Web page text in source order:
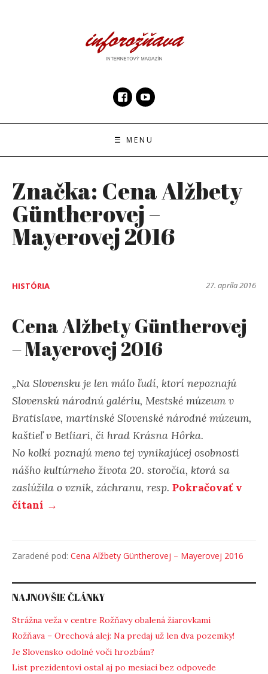
☰ MENU
Značka: Cena Alžbety
Güntherovej –
Mayerovej 2016
HISTÓRIA 27. apríla 2016
Cena Alžbety Güntherovej
– Mayerovej 2016
„Na Slovensku je len málo ľudí, ktorí nepoznajú
Slovenskú národnú galériu, Mestské múzeum v
Bratislave, martinské Slovenské národné múzeum,
kaštieľ v Betliari, či hrad Krásna Hôrka.
No koľkí poznajú meno tej vynikajúcej osobnosti
nášho kultúrneho života 20. storočia, ktorá sa
zaslúžila o vznik, záchranu, resp. Pokračovať v
čítaní →
Zaradené pod: Cena Alžbety Güntherovej – Mayerovej 2016
NAJNOVŠIE ČLÁNKY
Strážna veža v centre Rožňavy obalená žiarovkami
Rožňava – Orechová alej: Na predaj už len dva pozemky!
Je Slovensko odolné voči hrozbám?
List prezidentovi ostal aj po mesiaci bez odpovede